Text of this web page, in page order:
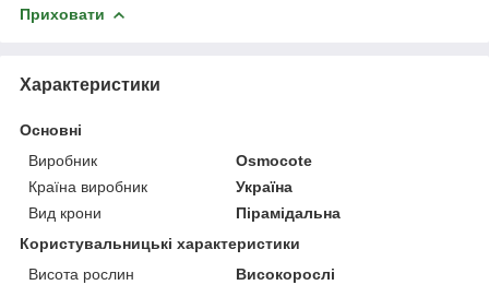
Приховати
Характеристики
Основні
Виробник
Osmocote
Країна виробник
Україна
Вид крони
Пірамідальна
Користувальницькі характеристики
Висота рослин
Високорослі